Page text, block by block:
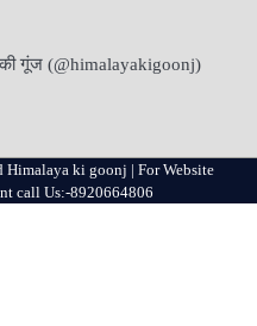
गूंज (@himalayakigoonj)
ki goonj | For Website
call Us:-8920664806